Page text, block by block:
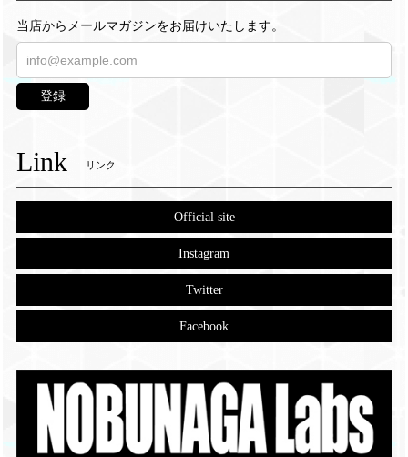
当店からメールマガジンをお届けいたします。
登録
Link リンク
Official site
Instagram
Twitter
Facebook